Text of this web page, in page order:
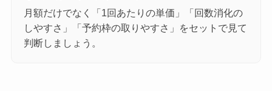
月額だけでなく「1回あたりの単価」「回数消化の
しやすさ」「予約枠の取りやすさ」をセットで見て
判断しましょう。